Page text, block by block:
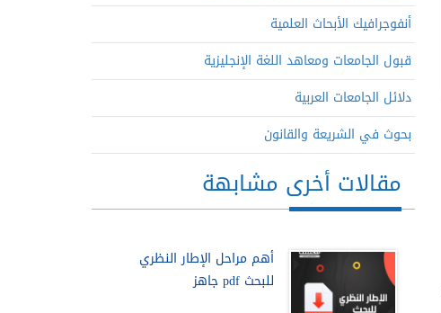
أنفوجرافيك الأبحاث العلمية
قبول الجامعات ومعاهد اللغة الإنجليزية
دلائل الجامعات العربية
بحوث في الشريعة والقانون
مقالات أخرى مشابهة
أهم مراحل الإطار النظري
للبحث pdf جاهز